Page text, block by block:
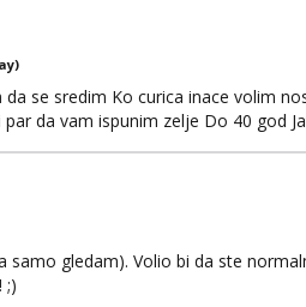
se sredim Ko curica inace volim
da vam ispunim zelje Do 40 god
gledam). Volio bi da ste
;)